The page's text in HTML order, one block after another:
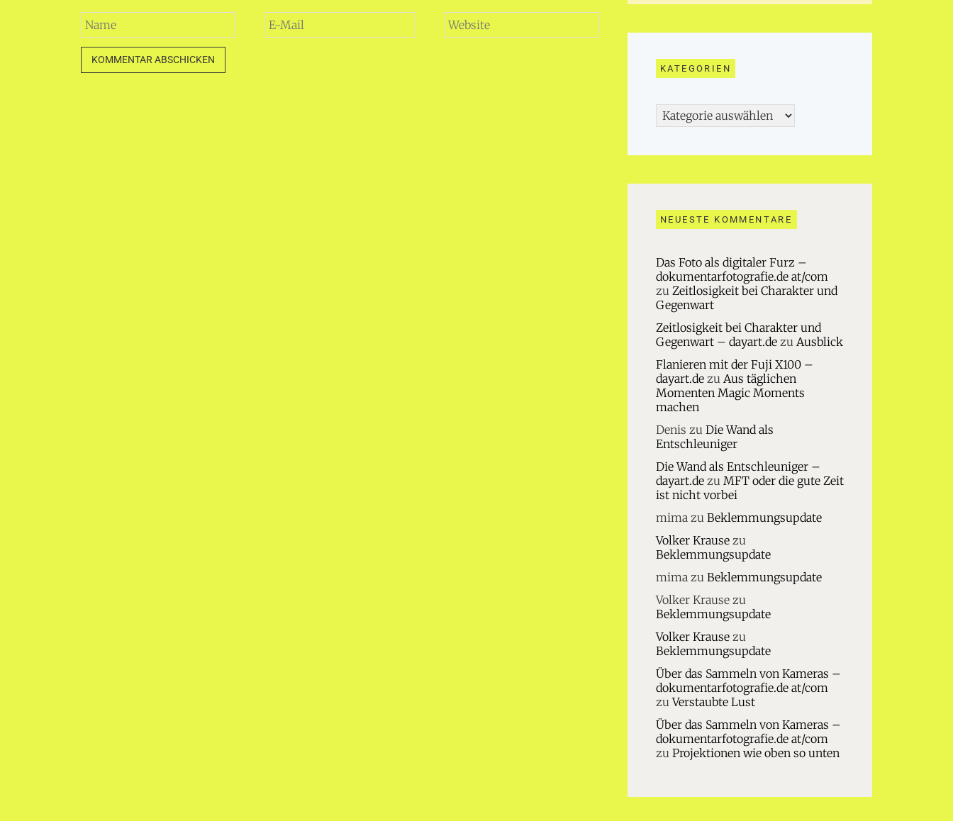
KATEGORIEN
Kategorien
NEUESTE KOMMENTARE
Das Foto als digitaler Furz –
dokumentarfotografie.de at/com
zu Zeitlosigkeit bei Charakter und
Gegenwart
Zeitlosigkeit bei Charakter und
Gegenwart – dayart.dezu Ausblick
Flanieren mit der Fuji X100 –
dayart.dezu Aus täglichen
Momenten Magic Moments
machen
Denis zu Die Wand als
Entschleuniger
Die Wand als Entschleuniger –
dayart.dezu MFT oder die gute Zeit
ist nicht vorbei
mimazu Beklemmungsupdate
Volker Krausezu
Beklemmungsupdate
mimazu Beklemmungsupdate
Volker Krausezu
Beklemmungsupdate
Volker Krausezu
Beklemmungsupdate
Über das Sammeln von Kameras –
dokumentarfotografie.de at/com
zuVerstaubte Lust
Über das Sammeln von Kameras –
dokumentarfotografie.de at/com
zu Projektionen wie oben so unten